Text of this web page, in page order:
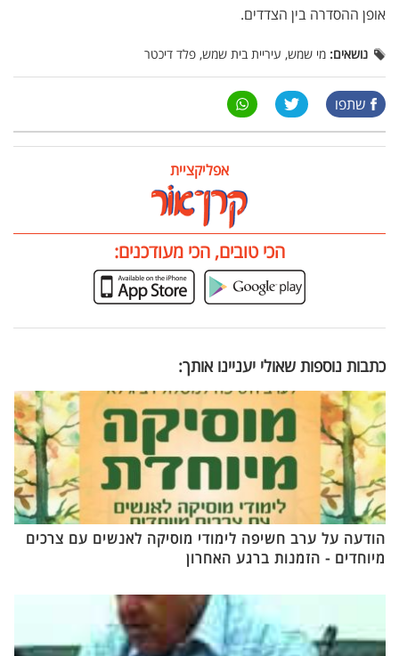
אופן ההסדרה בין הצדדים.
נושאים: מי שמש, עיריית בית שמש, פלד דיכטר
שתפו
אפליקציית
הכי טובים, הכי מעודכנים:
כתבות נוספות שאולי יעניינו אותך:
הודעה על ערב חשיפה לימודי מוסיקה לאנשים עם צרכים
מיוחדים - הזמנות ברגע האחרון